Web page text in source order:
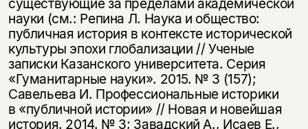
существующие за пределами академической
науки (см.: Репина Л. Наука и общество:
публичная история в контексте исторической
культуры эпохи глобализации // Ученые
записки Казанского университета. Серия
«Гуманитарные науки». 2015. № 3 (157);
Савельева И. Профессиональные историки
в «публичной истории» // Новая и новейшая
история. 2014. № 3; Завадский А., Исаев Е.,